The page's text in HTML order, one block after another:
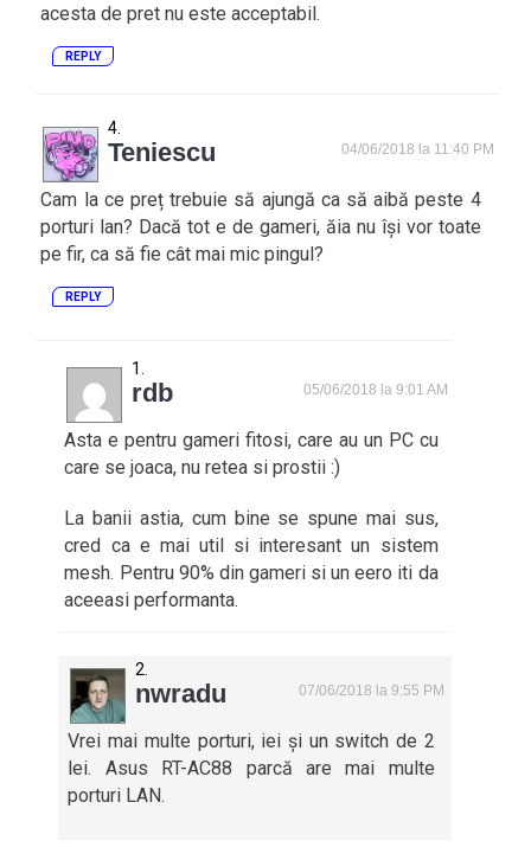
acesta de pret nu este acceptabil.
REPLY
Teniescu 04/06/2018 la 11:40 PM
Cam la ce preț trebuie să ajungă ca să aibă peste 4
porturi lan? Dacă tot e de gameri, ăia nu își vor toate
pe fir, ca să fie cât mai mic pingul?
REPLY
rdb 05/06/2018 la 9:01 AM
Asta e pentru gameri fitosi, care au un PC cu
care se joaca, nu retea si prostii :)
La banii astia, cum bine se spune mai sus,
cred ca e mai util si interesant un sistem
mesh. Pentru 90% din gameri si un eero iti da
aceeasi performanta.
nwradu 07/06/2018 la 9:55 PM
Vrei mai multe porturi, iei și un switch de 2
lei. Asus RT-AC88 parcă are mai multe
porturi LAN.